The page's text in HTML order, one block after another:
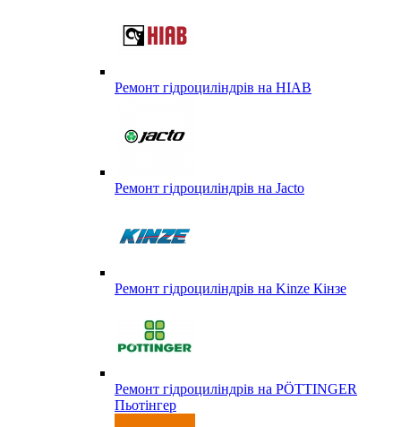
Ремонт гідроциліндрів на HIAB
Ремонт гідроциліндрів на Jacto
Ремонт гідроциліндрів на Kinze Кінзе
Ремонт гідроциліндрів на PÖTTINGER
Пьотінгер